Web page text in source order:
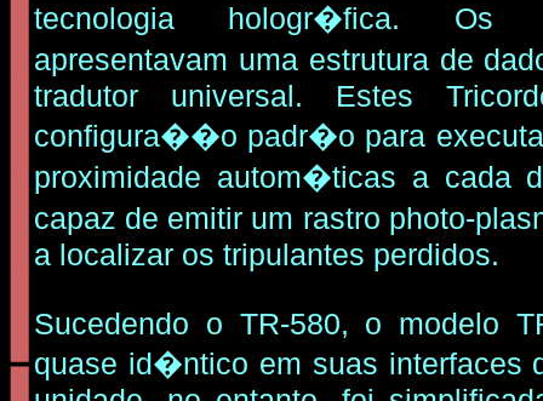
tecnologia hologr�fica. Os
apresentavam uma estrutura de
tradutor universal. Estes
configura��o padr�o para
proximidade autom�ticas a cada
capaz de emitir um rastro photo-
a localizar os tripulantes perdidos.
Sucedendo o TR-580, o modelo
quase id�ntico em suas interfaces